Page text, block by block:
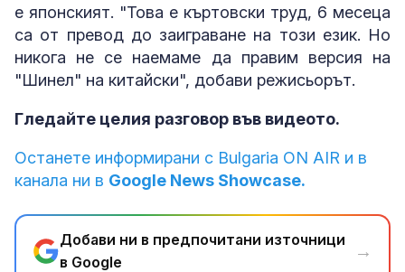
е японският. "Това е къртовски труд, 6 месеца
са от превод до заиграване на този език. Но
никога не се наемаме да правим версия на
"Шинел" на китайски", добави режисьорът.
Гледайте целия разговор във видеото.
Останете информирани с Bulgaria ON AIR и в
канала ни в Google News Showcase.
Добави ни в предпочитани източници
в Google
→